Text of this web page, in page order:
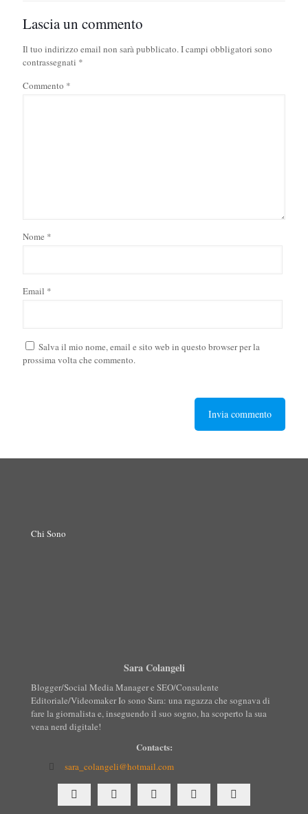
Lascia un commento
Il tuo indirizzo email non sarà pubblicato.I campi obbligatori sono
contrassegnati *
Commento *
Nome *
Email *
Salva il mio nome, email e sito web in questo browser per la
prossima volta che commento.
Chi Sono
Sara Colangeli
Blogger/Social Media Manager e SEO/Consulente
Editoriale/Videomaker Io sono Sara: una ragazza che sognava di
fare la giornalista e, inseguendo il suo sogno, ha scoperto la sua
vena nerd digitale!
Contacts:
sara_colangeli@hotmail.com